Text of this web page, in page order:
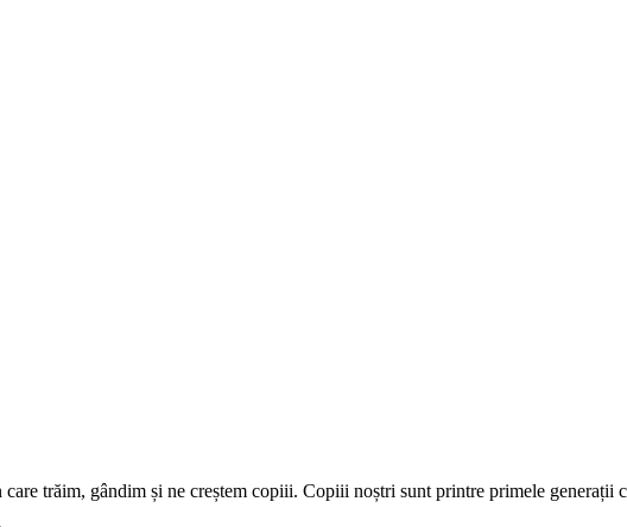
trăim, gândim și ne creștem copiii. Copiii noștri sunt printre primele generații